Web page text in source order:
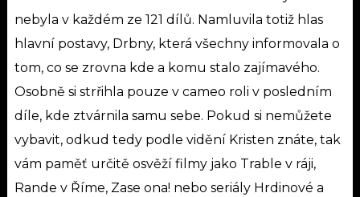
nebyla v každém ze 121 dílů. Namluvila totiž hlas
hlavní postavy, Drbny, která všechny informovala o
tom, co se zrovna kde a komu stalo zajímavého.
Osobně si strřihla pouze v cameo roli v posledním
díle, kde ztvárnila samu sebe. Pokud si nemůžete
vybavit, odkud tedy podle vidění Kristen znáte, tak
vám paměť určitě osvěží filmy jako Trable v ráji,
Rande v Říme, Zase ona! nebo seriály Hrdinové a